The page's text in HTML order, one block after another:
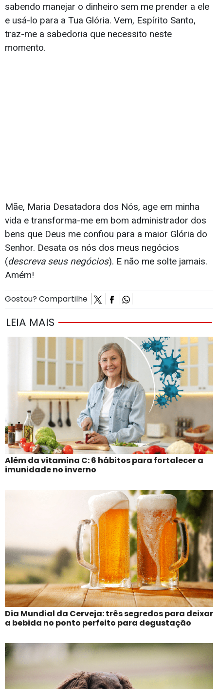
sabendo manejar o dinheiro sem me prender a ele
e usá-lo para a Tua Glória. Vem, Espírito Santo,
traz-me a sabedoria que necessito neste
momento.
Mãe, Maria Desatadora dos Nós, age em minha
vida e transforma-me em bom administrador dos
bens que Deus me confiou para a maior Glória do
Senhor. Desata os nós dos meus negócios
(descreva seus negócios). E não me solte jamais.
Amém!
Gostou? Compartilhe
LEIA MAIS
Além da vitamina C: 6 hábitos para fortalecer a
imunidade no inverno
Dia Mundial da Cerveja: três segredos para deixar
a bebida no ponto perfeito para degustação